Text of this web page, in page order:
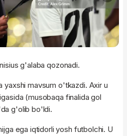
g'alaba qozonadi.
yaxshi mavsum o'tkazdi. Axir u
(musobaqa finalida gol
g'olib bo'ldi.
ega iqtidorli yosh futbolchi. U